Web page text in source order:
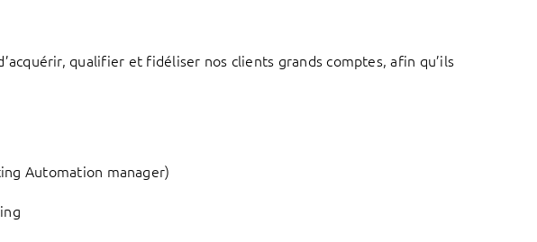
qualifier et fidéliser nos clients grands comptes, afin qu’ils
Automation manager)